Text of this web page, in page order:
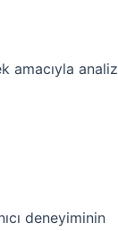
amacıyla analiz
deneyiminin